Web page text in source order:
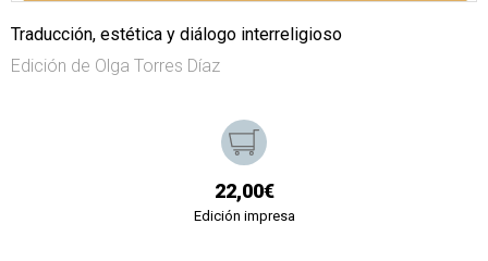
Traducción, estética y diálogo interreligioso
Edición de Olga Torres Díaz
22,00€
Edición impresa